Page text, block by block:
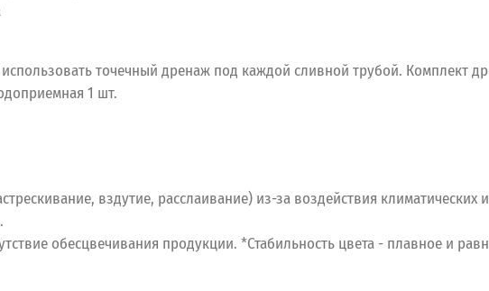
точечный дренаж под каждой сливной трубой. Комплект
1 шт.
вздутие, расслаивание) из-за воздействия климатических
обесцвечивания продукции. *Стабильность цвета - плавное и